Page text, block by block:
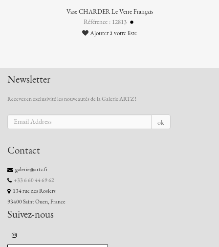
Vase CHARDER Le Verre Français
Référence : 12813
Ajouter à votre liste
Newsletter
Recevez en exclusivité les nouveautés de la Galerie ARTZ !
ok
Contact
galerie@artz.fr
+33 6 60 44 69 62
134 rue des Rosiers
93400 Saint Ouen, France
Suivez-nous